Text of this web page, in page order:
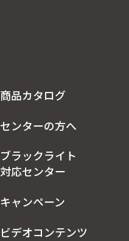
商品カタログ
センターの方へ
ブラックライト
対応センター
キャンペーン
ビデオコンテンツ